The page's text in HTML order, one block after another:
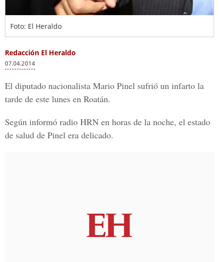
Foto: El Heraldo
Redacción El Heraldo
07.04.2014
El diputado nacionalista Mario Pinel sufrió un infarto la
tarde de este lunes en Roatán.
Según informó radio HRN en horas de la noche, el estado
de salud de Pinel era delicado.